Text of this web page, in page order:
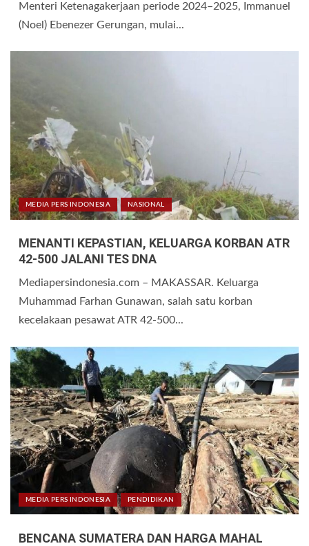
Menteri Ketenagakerjaan periode 2024–2025, Immanuel
(Noel) Ebenezer Gerungan, mulai...
MEDIA PERS INDONESIA NASIONAL
MENANTI KEPASTIAN, KELUARGA KORBAN ATR
42-500 JALANI TES DNA
Mediapersindonesia.com – MAKASSAR. Keluarga
Muhammad Farhan Gunawan, salah satu korban
kecelakaan pesawat ATR 42-500...
MEDIA PERS INDONESIA PENDIDIKAN
BENCANA SUMATERA DAN HARGA MAHAL